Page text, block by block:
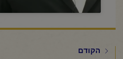
הקודם